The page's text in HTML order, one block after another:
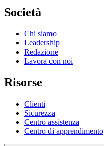
Società
Chi siamo
Leadership
Redazione
Lavora con noi
Risorse
Clienti
Sicurezza
Centro assistenza
Centro di apprendimento